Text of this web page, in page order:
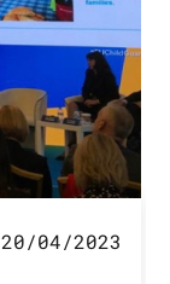
20/04/2023